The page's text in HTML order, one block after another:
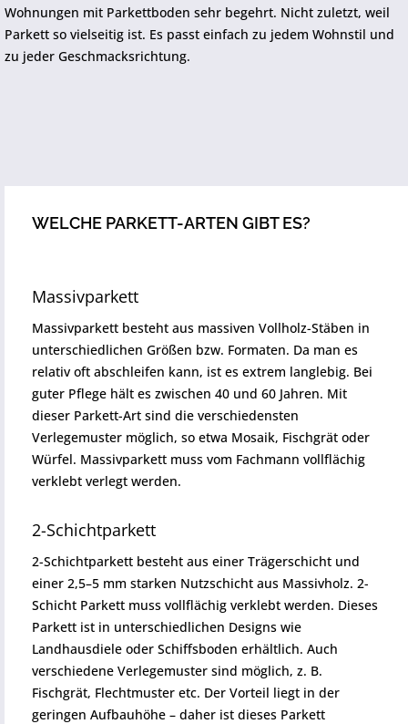
Wohnungen mit Parkettboden sehr begehrt. Nicht zuletzt, weil
Parkett so vielseitig ist. Es passt einfach zu jedem Wohnstil und
zu jeder Geschmacksrichtung.
WELCHE PARKETT-ARTEN GIBT ES?
Massivparkett
Massivparkett besteht aus massiven Vollholz-Stäben in
unterschiedlichen Größen bzw. Formaten. Da man es
relativ oft abschleifen kann, ist es extrem langlebig. Bei
guter Pflege hält es zwischen 40 und 60 Jahren. Mit
dieser Parkett-Art sind die verschiedensten
Verlegemuster möglich, so etwa Mosaik, Fischgrät oder
Würfel. Massivparkett muss vom Fachmann vollflächig
verklebt verlegt werden.
2-Schichtparkett
2-Schichtparkett besteht aus einer Trägerschicht und
einer 2,5–5 mm starken Nutzschicht aus Massivholz. 2-
Schicht Parkett muss vollflächig verklebt werden. Dieses
Parkett ist in unterschiedlichen Designs wie
Landhausdiele oder Schiffsboden erhältlich. Auch
verschiedene Verlegemuster sind möglich, z. B.
Fischgrät, Flechtmuster etc. Der Vorteil liegt in der
geringen Aufbauhöhe – daher ist dieses Parkett